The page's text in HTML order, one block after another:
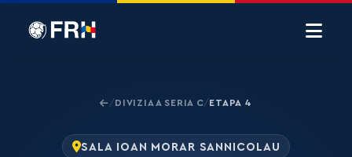
/DIVIZIA A SERIA C/ETAPA 4
SALA IOAN MORAR SANNICOLAU